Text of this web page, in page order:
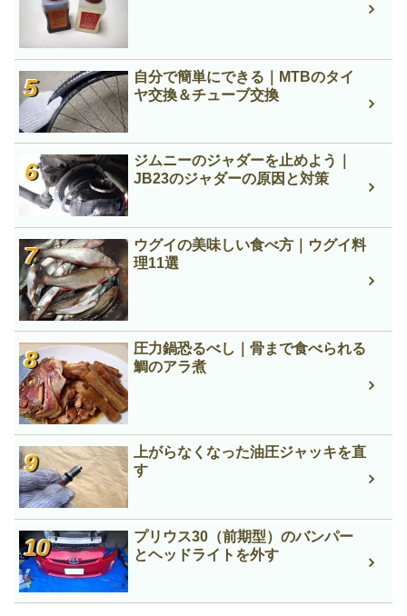
自分で簡単にできる｜MTBのタイ
ヤ交換＆チューブ交換
ジムニーのジャダーを止めよう｜
JB23のジャダーの原因と対策
ウグイの美味しい食べ方｜ウグイ料
理11選
圧力鍋恐るべし｜骨まで食べられる
鯛のアラ煮
上がらなくなった油圧ジャッキを直
す
プリウス30（前期型）のバンパー
とヘッドライトを外す